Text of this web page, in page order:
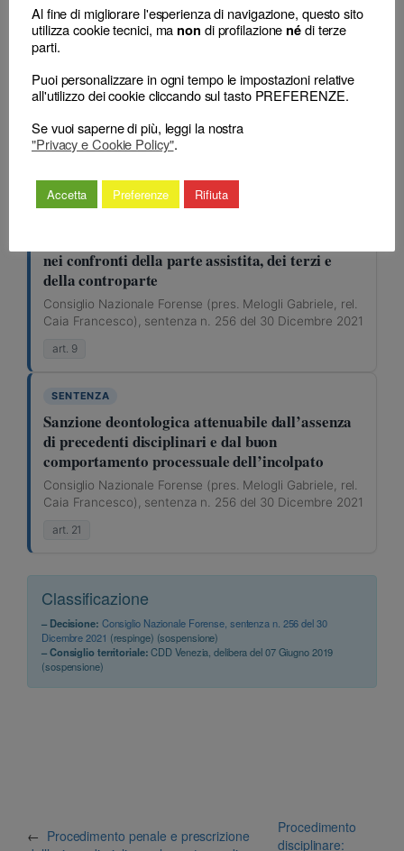
Caia Francesco), sentenza n. 256 del 30 Dicembre 2021
Illecito disciplinare a forma libera o “atipico”:
la violazione dei doveri di probità, dignità e
decoro non è esclusa dalla sanzionabilità
Consiglio Nazionale Forense (pres. Melogli Gabriele, rel.
nei confronti della parte assistita, dei terzi e
della controparte
Consiglio Nazionale Forense (pres. Melogli Gabriele, rel.
Caia Francesco), sentenza n. 256 del 30 Dicembre 2021
art. 9
SENTENZA
Sanzione deontologica attenuabile dall’assenza
di precedenti disciplinari e dal buon
comportamento processuale dell’incolpato
Consiglio Nazionale Forense (pres. Melogli Gabriele, rel.
Caia Francesco), sentenza n. 256 del 30 Dicembre 2021
art. 21
Classificazione
– Decisione: Consiglio Nazionale Forense, sentenza n. 256 del 30
Dicembre 2021 (respinge) (sospensione)
– Consiglio territoriale:CDD Venezia, delibera del 07 Giugno 2019
(sospensione)
← Procedimento penale e prescrizione
Procedimento
disciplinare:
Al fine di migliorare l'esperienza di navigazione, questo sito
utilizza cookie tecnici, ma non di profilazione nédi terze
parti.
Puoi personalizzare in ogni tempo le impostazioni relative
all'utilizzo dei cookie cliccando sul tasto PREFERENZE.
Se vuoi saperne di più, leggi la nostra
"Privacy e Cookie Policy".
Accetta Preferenze Rifiuta